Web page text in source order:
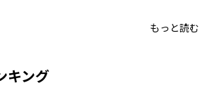
もっと読む
キング